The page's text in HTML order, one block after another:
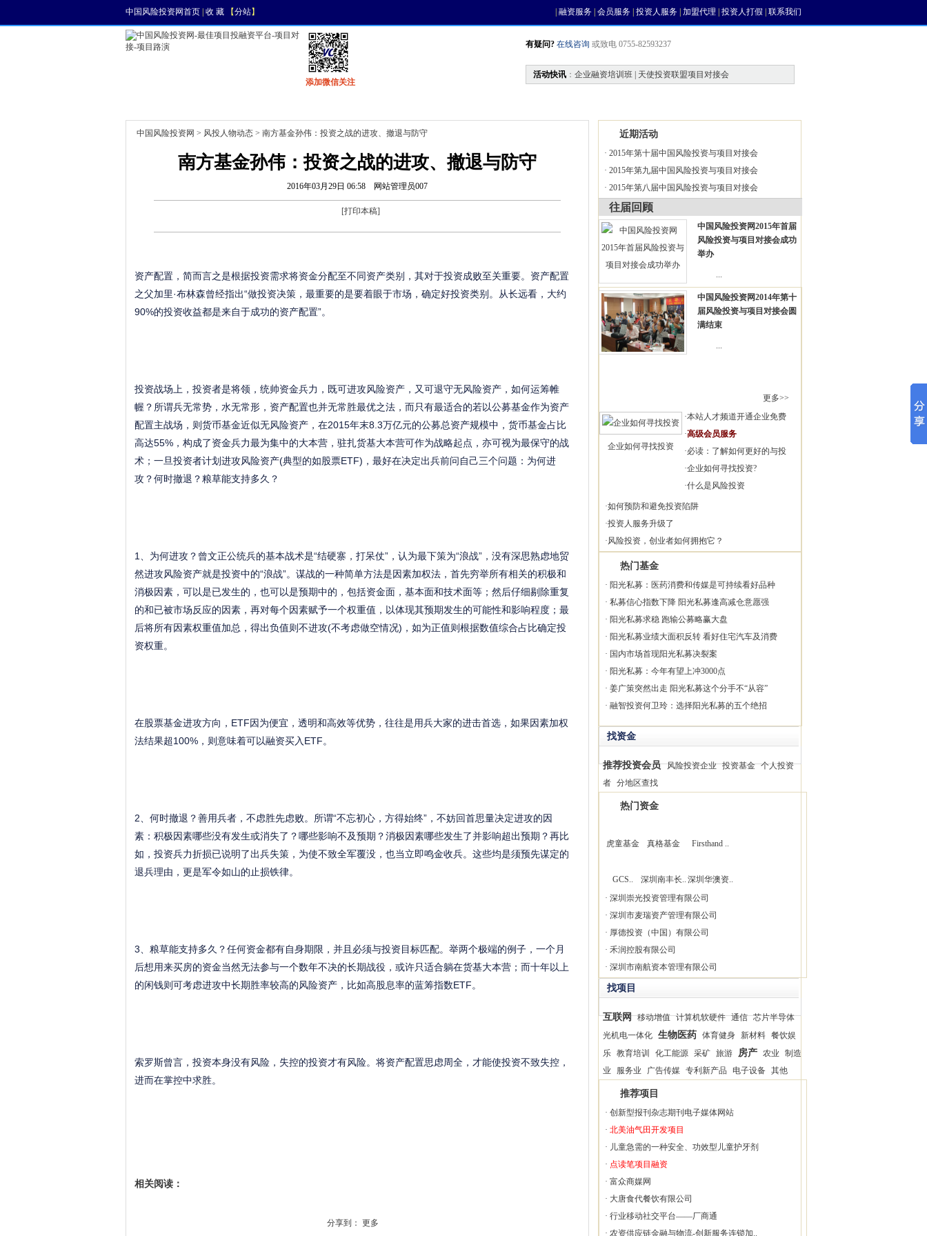
中国风险投资网首页 收 藏 【分站】 融资服务 会员服务 投资人服务 加盟代理 投资人打假 联系我们
添加微信关注
有疑问? 在线咨询 或致电 0755-82593237
活动快讯 ： 企业融资培训班 | 天使投资联盟项目对接会
中国风险投资网 > 风投人物动态 > 南方基金孙伟：投资之战的进攻、撤退与防守
南方基金孙伟：投资之战的进攻、撤退与防守
2016年03月29日 06:58 网站管理员007
[打印本稿]
资产配置，简而言之是根据投资需求将资金分配至不同资产类别，其对于投资成败至关重要。资产配置
之父加里·布林森曾经指出“做投资决策，最重要的是要着眼于市场，确定好投资类别。从长远看，大约
90%的投资收益都是来自于成功的资产配置”。
投资战场上，投资者是将领，统帅资金兵力，既可进攻风险资产，又可退守无风险资产，如何运筹帷
幄？所谓兵无常势，水无常形，资产配置也并无常胜最优之法，而只有最适合的若以公募基金作为资产
配置主战场，则货币基金近似无风险资产，在2015年末8.3万亿元的公募总资产规模中，货币基金占比
高达55%，构成了资金兵力最为集中的大本营，驻扎货基大本营可作为战略起点，亦可视为最保守的战
术；一旦投资者计划进攻风险资产(典型的如股票ETF)，最好在决定出兵前问自己三个问题：为何进
攻？何时撤退？粮草能支持多久？
1、为何进攻？曾文正公统兵的基本战术是“结硬寨，打呆仗”，认为最下策为“浪战”，没有深思熟虑地贸
然进攻风险资产就是投资中的“浪战”。谋战的一种简单方法是因素加权法，首先穷举所有相关的积极和
消极因素，可以是已发生的，也可以是预期中的，包括资金面，基本面和技术面等；然后仔细剔除重复
的和已被市场反应的因素，再对每个因素赋予一个权重值，以体现其预期发生的可能性和影响程度；最
后将所有因素权重值加总，得出负值则不进攻(不考虑做空情况)，如为正值则根据数值综合占比确定投
资权重。
在股票基金进攻方向，ETF因为便宜，透明和高效等优势，往往是用兵大家的进击首选，如果因素加权
法结果超100%，则意味着可以融资买入ETF。
2、何时撤退？善用兵者，不虑胜先虑败。所谓“不忘初心，方得始终”，不妨回首思量决定进攻的因
素：积极因素哪些没有发生或消失了？哪些影响不及预期？消极因素哪些发生了并影响超出预期？再比
如，投资兵力折损已说明了出兵失策，为使不致全军覆没，也当立即鸣金收兵。这些均是须预先谋定的
退兵理由，更是军令如山的止损铁律。
3、粮草能支持多久？任何资金都有自身期限，并且必须与投资目标匹配。举两个极端的例子，一个月
后想用来买房的资金当然无法参与一个数年不决的长期战役，或许只适合躺在货基大本营；而十年以上
的闲钱则可考虑进攻中长期胜率较高的风险资产，比如高股息率的蓝筹指数ETF。
索罗斯曾言，投资本身没有风险，失控的投资才有风险。将资产配置思虑周全，才能使投资不致失控，
进而在掌控中求胜。
相关阅读：
分享到： 更多
近期活动
· 2015年第十届中国风险投资与项目对接会
· 2015年第九届中国风险投资与项目对接会
· 2015年第八届中国风险投资与项目对接会
往届回顾
中国风险投资网2015年首届
风险投资与项目对接会成功
举办
...
中国风险投资网2014年第十
届风险投资与项目对接会圆
满结束
...
更多>>
企业如何寻找投资
·本站人才频道开通企业免费
·高级会员服务
·必读：了解如何更好的与投
·企业如何寻找投资?
·什么是风险投资
·如何预防和避免投资陷阱
·投资人服务升级了
·风险投资，创业者如何拥抱它？
热门基金
· 阳光私募：医药消费和传媒是可持续看好品种
· 私募信心指数下降 阳光私募逢高减仓意愿强
· 阳光私募求稳 跑输公募略赢大盘
· 阳光私募业绩大面积反转 看好住宅汽车及消费
· 国内市场首现阳光私募决裂案
· 阳光私募：今年有望上冲3000点
· 姜广策突然出走 阳光私募这个分手不“从容”
· 融智投资何卫玲：选择阳光私募的五个绝招
找资金
推荐投资会员 风险投资企业 投资基金 个人投资
者 分地区查找
热门资金
虎童基金 真格基金 Firsthand ..
GCS.. 深圳南丰长.. 深圳华澳资..
· 深圳崇光投资管理有限公司
· 深圳市麦瑞资产管理有限公司
· 厚德投资（中国）有限公司
· 禾润控股有限公司
· 深圳市南航资本管理有限公司
找项目
互联网 移动增值 计算机软硬件 通信 芯片半导体
光机电一体化 生物医药 体育健身 新材料 餐饮娱
乐 教育培训 化工能源 采矿 旅游 房产 农业
制造
业
服务业 广告传媒 专利新产品 电子设备 其他
推荐项目
· 创新型报刊杂志期刊电子媒体网站
· 北美油气田开发项目
· 儿童急需的一种安全、功效型儿童护牙剂
· 点读笔项目融资
· 富众商媒网
· 大唐食代餐饮有限公司
· 行业移动社交平台——厂商通
· 农资供应链金融与物流-创新服务连锁加..